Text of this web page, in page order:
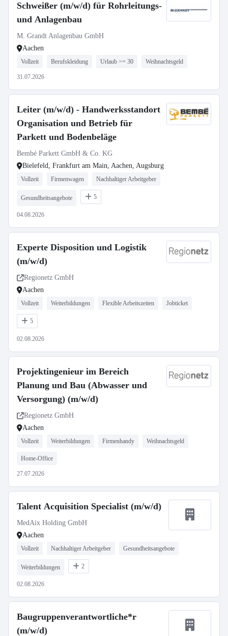
Schweißer (m/w/d) für Rohrleitungs-
und Anlagenbau
M. Grandt Anlagenbau GmbH
Aachen
Vollzeit Berufskleidung Urlaub >= 30 Weihnachtsgeld
31.07.2026
Leiter (m/w/d) - Handwerksstandort
Organisation und Betrieb für
Parkett und Bodenbeläge
Bembé Parkett GmbH & Co. KG
Bielefeld, Frankfurt am Main, Aachen, Augsburg
Vollzeit Firmenwagen Nachhaltiger Arbeitgeber
Gesundheitsangebote 5
04.08.2026
Experte Disposition und Logistik
(m/w/d)
Regionetz GmbH
Aachen
Vollzeit Weiterbildungen Flexible Arbeitszeiten Jobticket
5
02.08.2026
Projektingenieur im Bereich
Planung und Bau (Abwasser und
Versorgung) (m/w/d)
Regionetz GmbH
Aachen
Vollzeit Weiterbildungen Firmenhandy Weihnachtsgeld
Home-Office
27.07.2026
Talent Acquisition Specialist (m/w/d)
MedAix Holding GmbH
Aachen
Vollzeit Nachhaltiger Arbeitgeber Gesundheitsangebote
Weiterbildungen 2
02.08.2026
Baugruppenverantwortliche*r
(m/w/d)